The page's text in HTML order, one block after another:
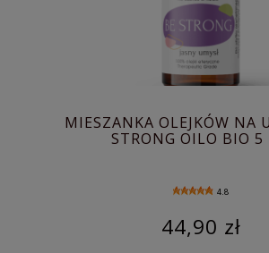
MIESZANKA OLEJKÓW NA
STRONG OILO BIO 5
4.8
44,90 zł